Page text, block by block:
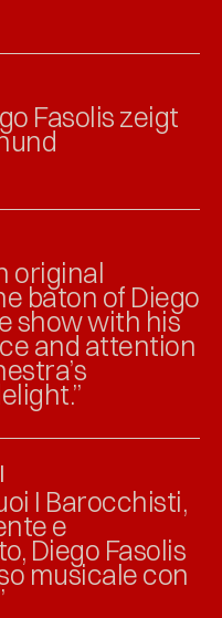
Fasolis zeigt
original
baton of Diego
show with his
and attention
I Barocchisti,
e
Diego Fasolis
musicale con